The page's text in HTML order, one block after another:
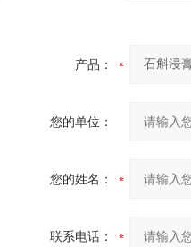
产品：
您的单位：
您的姓名：
联系电话：